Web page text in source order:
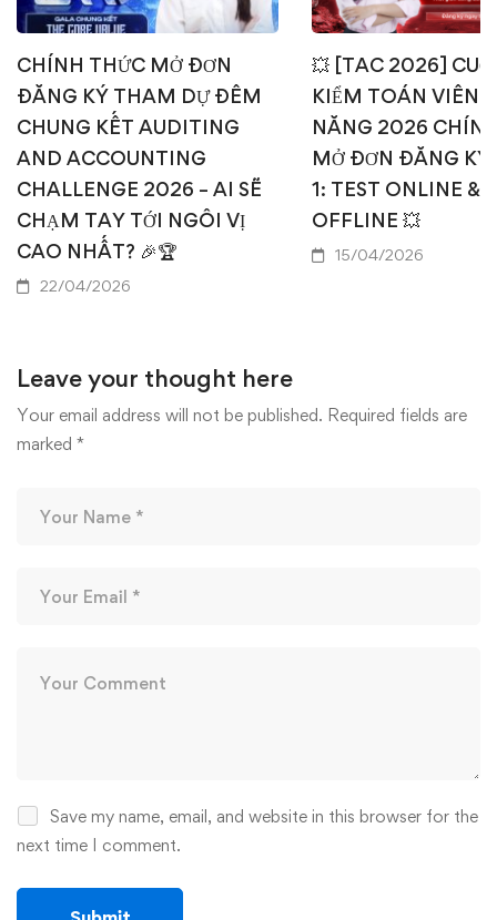
CHÍNH THỨC MỞ ĐƠN
ĐĂNG KÝ THAM DỰ ĐÊM
CHUNG KẾT AUDITING
AND ACCOUNTING
CHALLENGE 2026 – AI SẼ
CHẠM TAY TỚI NGÔI VỊ
CAO NHẤT? 🎉🏆
22/04/2026
💥 [TAC 2026]
KIỂM TOÁN VIÊN
NĂNG 2026
MỞ ĐƠN ĐĂNG KÝ
1: TEST ONLINE &
OFFLINE 💥
15/04/2026
Leave your thought here
Your email address will not be published. Required fields are
marked *
Save my name, email, and website in this browser for the
next time I comment.